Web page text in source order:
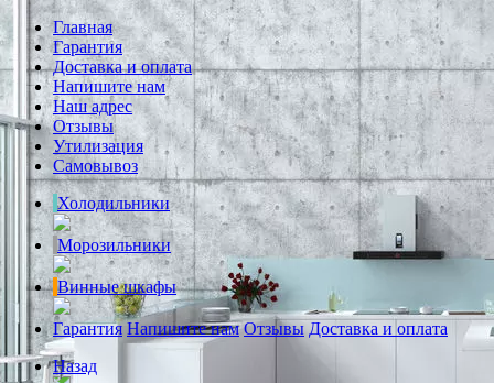
Главная
Гарантия
Доставка и оплата
Напишите нам
Наш адрес
Отзывы
Утилизация
Самовывоз
Холодильники
Морозильники
Винные шкафы
Гарантия Напишите нам Отзывы Доставка и оплата
Назад